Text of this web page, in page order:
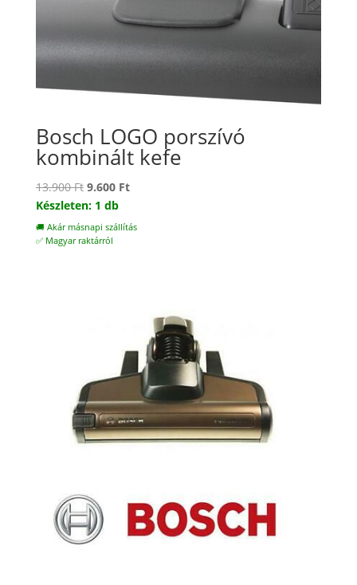
Bosch LOGO porszívó
kombinált kefe
13.900Ft Original
price
was:
13.900 Ft.
9.600 FtCurrent
is:
Készleten: 1 db
🚚 Akár másnapi szállítás
✅ Magyar raktárról